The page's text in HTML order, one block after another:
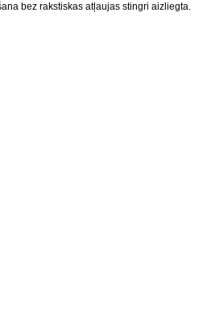
bez rakstiskas atļaujas stingri aizliegta.